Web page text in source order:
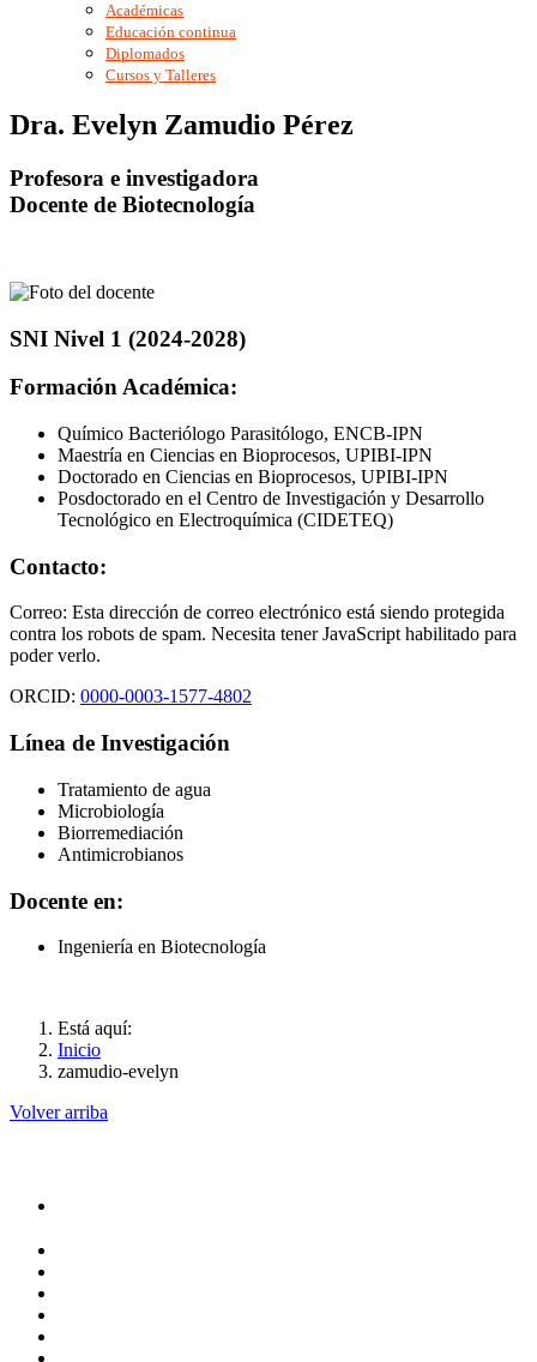
Académicas
Educación continua
Diplomados
Cursos y Talleres
Dra. Evelyn Zamudio Pérez
Profesora e investigadora
Docente de Biotecnología
SNI Nivel 1 (2024-2028)
Formación Académica:
Químico Bacteriólogo Parasitólogo, ENCB-IPN
Maestría en Ciencias en Bioprocesos, UPIBI-IPN
Doctorado en Ciencias en Bioprocesos, UPIBI-IPN
Posdoctorado en el Centro de Investigación y Desarrollo
Tecnológico en Electroquímica (CIDETEQ)
Contacto:
Correo: Esta dirección de correo electrónico está siendo protegida
contra los robots de spam. Necesita tener JavaScript habilitado para
poder verlo.
ORCID: 0000-0003-1577-4802
Línea de Investigación
Tratamiento de agua
Microbiología
Biorremediación
Antimicrobianos
Docente en:
Ingeniería en Biotecnología
Está aquí:
Inicio
zamudio-evelyn
Volver arriba